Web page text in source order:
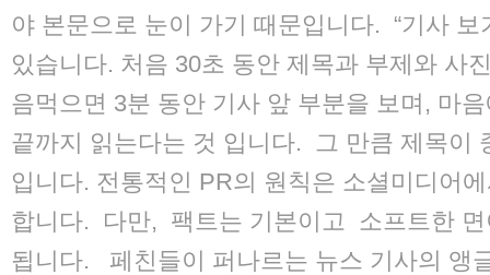
야 본문으로 눈이 가기 때문입니다. “기사 보
있습니다. 처음 30초 동안 제목과 부제와 사
음먹으면 3분 동안 기사 앞 부분을 보며, 마
끝까지 읽는다는 것 입니다. 그 만큼 제목이
입니다. 전통적인 PR의 원칙은 소셜미디어
합니다. 다만, 팩트는 기본이고 소프트한 면
됩니다. 페친들이 퍼나르는 뉴스 기사의 앵